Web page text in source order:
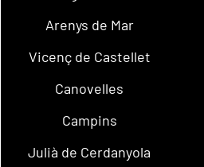
Arenys de Mar
Vicenç de Castellet
Canovelles
Campins
Julià de Cerdanyola